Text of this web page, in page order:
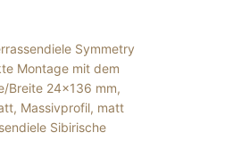
Symmetry
Montage mit dem
Breite 24×136 mm,
Massivprofil, matt
Sibirische